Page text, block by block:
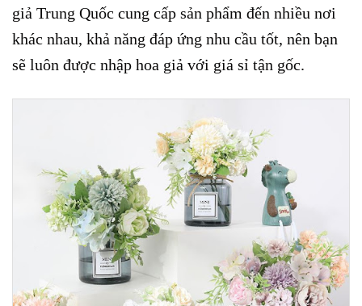
giả Trung Quốc cung cấp sản phẩm đến nhiều nơi
khác nhau, khả năng đáp ứng nhu cầu tốt, nên bạn
sẽ luôn được nhập hoa giả với giá sỉ tận gốc.